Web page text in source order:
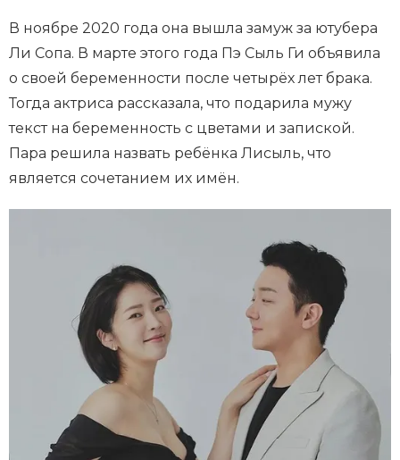
В ноябре 2020 года она вышла замуж за ютубера
Ли Сопа. В марте этого года Пэ Сыль Ги объявила
о своей беременности после четырёх лет брака.
Тогда актриса рассказала, что подарила мужу
текст на беременность с цветами и запиской.
Пара решила назвать ребёнка Лисыль, что
является сочетанием их имён​.